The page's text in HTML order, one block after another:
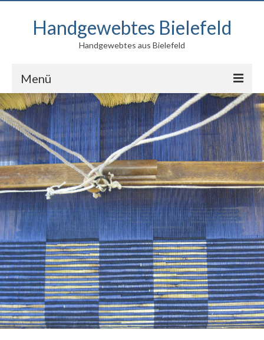
Handgewebtes Bielefeld
Handgewebtes aus Bielefeld
Menü
Blog
Produkte
Kontakt
Über mich